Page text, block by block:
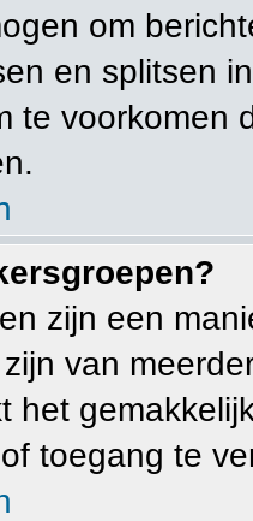
om
en splitsen
te voorkomen
zijn een
van
het
toegang te